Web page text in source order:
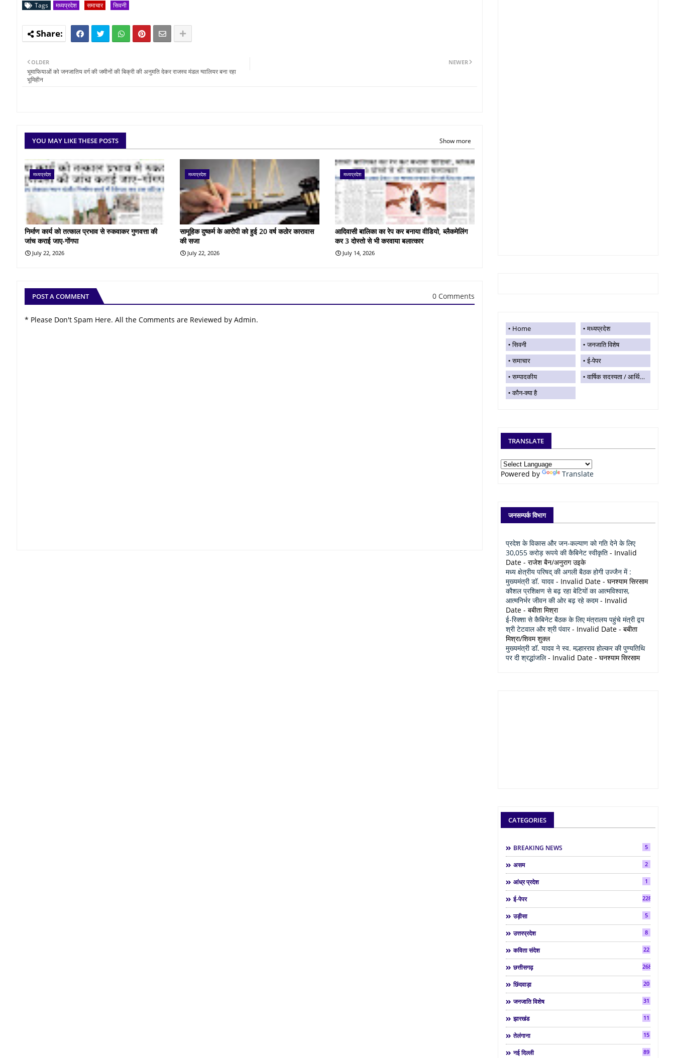
Tags मध्यप्रदेश समाचार सिवनी
NEWER
OLDER
भूमाफियाओं को जनजातिय वर्ग की जमीनों की बिक्री की अनुमति देकर राजस्व मंडल ग्वालियर बना रहा
भूमिहीन
YOU MAY LIKE THESE POSTS Show more
मध्यप्रदेश
निर्माण कार्य को तत्काल प्रभाव से रुकवाकर गुणवत्ता की
जांच कराई जाए-गोंगपा
July 22, 2026
मध्यप्रदेश
सामूहिक दुष्कर्म के आरोपी को हुई 20 वर्ष कठोर कारावास
की सजा
July 22, 2026
मध्यप्रदेश
आदिवासी बालिका का रेप कर बनाया वीडियो, ब्लैकमेलिंग
कर 3 दोस्तो से भी करवाया बलात्कार
July 14, 2026
POST A COMMENT 0 Comments
* Please Don't Spam Here. All the Comments are Reviewed by Admin.
Home
मध्यप्रदेश
सिवनी
जनजाति विशेष
समाचार
ई-पेपर
सम्पादकीय
वार्षिक सदस्यता / आर्थिक सहयोग
कौन-क्या है
TRANSLATE
Powered by Translate
जनसम्पर्क विभाग
प्रदेश के विकास और जन-कल्याण को गति देने के लिए
30,055 करोड़ रूपये की कैबिनेट स्वीकृति - Invalid
Date - राजेश बैन/अनुराग उइके
मध्य क्षेत्रीय परिषद् की अगली बैठक होगी उज्जैन में :
मुख्यमंत्री डॉ. यादव - Invalid Date - घनश्याम सिरसाम
कौशल प्रशिक्षण से बढ़ रहा बेटियों का आत्मविश्वास,
आत्मनिर्भर जीवन की ओर बढ़ रहे कदम- Invalid
Date - बबीता मिश्रा
ई-रिक्शा से कैबिनेट बैठक के लिए मंत्रालय पहुंचे मंत्री द्वय
श्री टेटवाल और श्री पंवार- Invalid Date - बबीता
मिश्रा/शिवम शुक्ल
मुख्यमंत्री डॉ. यादव ने स्व. मल्हारराव होल्कर की पुण्यतिथि
पर दी श्रद्धांजलि- Invalid Date - घनश्याम सिरसाम
CATEGORIES
BREAKING NEWS 5
असम 2
आंध्र प्रदेश 1
ई-पेपर 2286
उड़ीसा 5
उत्तरप्रदेश 8
कविता संदेश 22
छत्तीसगढ़ 268
छिंदवाड़ा 20
जनजाति विशेष 31
झारखंड 11
तेलंगाना 15
नई दिल्ली 89